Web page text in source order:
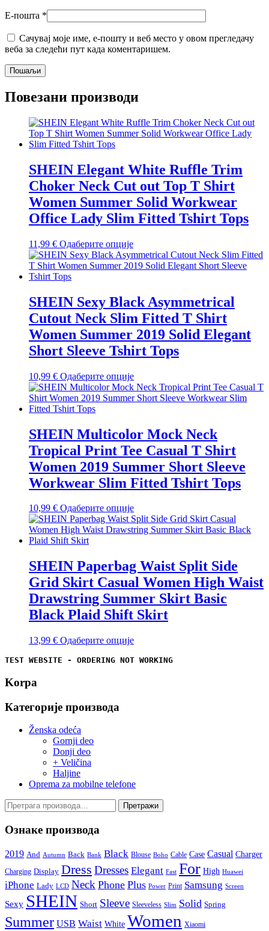
Е-пошта *
Сачувај моје име, е-пошту и веб место у овом прегледачу
веба за следећи пут када коментаришем.
Повезани производи
SHEIN Elegant White Ruffle Trim
Choker Neck Cut out Top T Shirt
Women Summer Solid Workwear
Office Lady Slim Fitted Tshirt Tops
11,99 € Одаберите опцијеОвај
производ
има
Опције
могу
бити
изабране
на
страници
SHEIN Sexy Black Asymmetrical
Cutout Neck Slim Fitted T Shirt
Women Summer 2019 Solid Elegant
Short Sleeve Tshirt Tops
10,99 € Одаберите опцијеОвај
производ
има
Опције
могу
бити
изабране
на
страници
SHEIN Multicolor Mock Neck
Tropical Print Tee Casual T Shirt
Women 2019 Summer Short Sleeve
Workwear Slim Fitted Tshirt Tops
10,99 € Одаберите опцијеОвај
производ
има
Опције
могу
бити
изабране
на
страници
SHEIN Paperbag Waist Split Side
Grid Skirt Casual Women High Waist
Drawstring Summer Skirt Basic
Black Plaid Shift Skirt
13,99 € Одаберите опцијеОвај
има
TEST WEBSITE - ORDERING NOT WORKING
Korpa
Категорије производа
Ženska odeća
Gornji deo
Donji deo
+ Veličina
Haljine
Oprema za mobilne telefone
Претрага
за:
Претражи
Ознаке производа
2019 And Autumn Back Bank Black Blouse Boho Cable Case Casual Charger
Charging Display Dress Dresses Elegant Fast For High Huawei
iPhone Lady LCD Neck Phone Plus Power Print Samsung Screen
Sexy SHEIN Short Sleeve Sleeveless Slim Solid Spring
Summer USB Waist White Women Xiaomi